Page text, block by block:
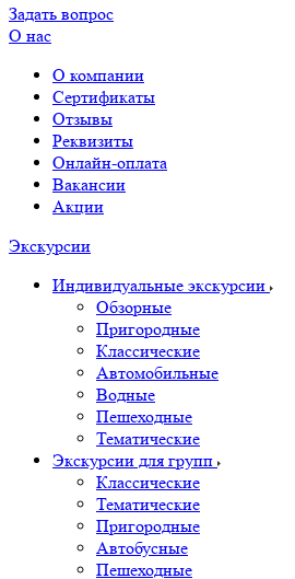
Задать вопрос
О нас
О компании
Сертификаты
Отзывы
Реквизиты
Онлайн-оплата
Вакансии
Акции
Экскурсии
Индивидуальные экскурсии
Обзорные
Пригородные
Классические
Автомобильные
Водные
Пешеходные
Тематические
Экскурсии для групп
Классические
Тематические
Пригородные
Автобусные
Пешеходные